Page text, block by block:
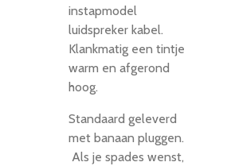
instapmodel
luidspreker kabel.
Klankmatig een tintje
warm en afgerond
hoog.
Standaard geleverd
met banaan pluggen.
Als je spades wenst,